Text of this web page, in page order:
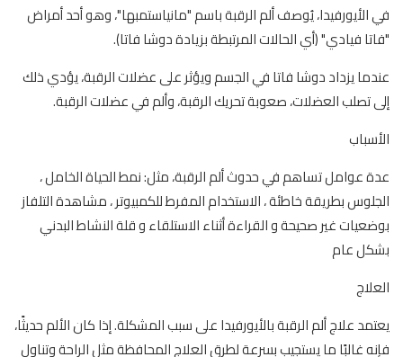
في الأيورفيدا، يُوصف ألم الرقبة باسم "مانياستمبها"، وهو أحد أمراض
"فاتا فيادي" (أي الحالات المرتبطة بزيادة دوشا فاتا).
عندما يزداد دوشا فاتا في الجسم ويؤثر على عضلات الرقبة، يؤدي ذلك
إلى تصلب العضلات، صعوبة تحريك الرقبة، وألم في عضلات الرقبة.
الأسباب
عدة عوامل تساهم في حدوث ألم الرقبة، مثل: نمط الحياة الخامل ،
الجلوس بطريقة خاطئة ، الاستخدام المفرط للكمبيوتر ، مشاهدة التلفاز
بوضعيات غير صحيحة و القراءة أثناء الاستلقاء و قلة النشاط البدني
بشكل عام
العلاج
يعتمد علاج ألم الرقبة بالأيورفيدا على سبب المشكلة. إذا كان الألم حديثًا،
فإنه غالبًا ما يستجيب بسرعة لطرق العلاج المحافظة مثل الراحة وتناول